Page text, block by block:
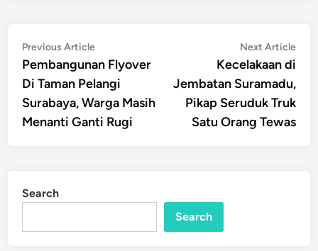
Post
navigation
Previous ArticlePrevious
article:
Pembangunan Flyover
Di Taman Pelangi
Surabaya, Warga Masih
Menanti Ganti Rugi
Next Article
Kecelakaan di
Jembatan Suramadu,
Pikap Seruduk Truk
Satu Orang Tewas
Search
Search